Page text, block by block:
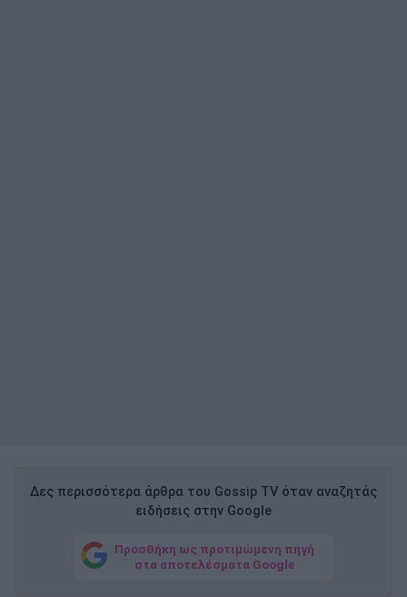
Δες περισσότερα άρθρα του Gossip TV όταν αναζητάς
ειδήσεις στην Google
Προσθήκη ως προτιμώμενη πηγή
στα αποτελέσματα Google